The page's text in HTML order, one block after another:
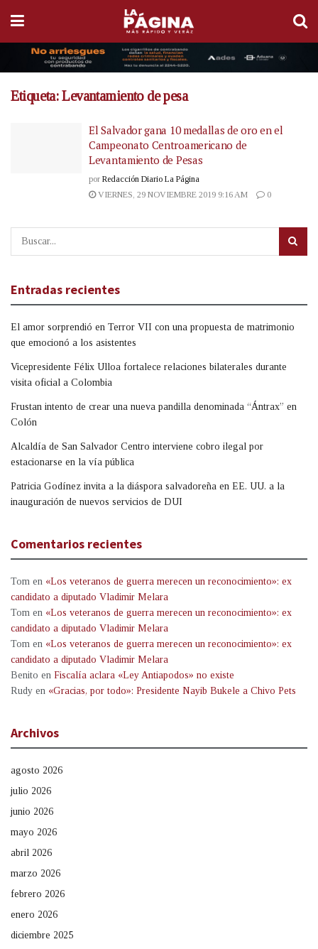
Etiqueta:Levantamiento de pesa
El Salvador gana 10 medallas de oro en el
Campeonato Centroamericano de
Levantamiento de Pesas
por Redacción Diario La Página
VIERNES, 29 NOVIEMBRE 2019 9:16 AM
0
Entradas recientes
El amor sorprendió en Terror VII con una propuesta de matrimonio
que emocionó a los asistentes
Vicepresidente Félix Ulloa fortalece relaciones bilaterales durante
visita oficial a Colombia
Frustan intento de crear una nueva pandilla denominada “Ántrax” en
Colón
Alcaldía de San Salvador Centro interviene cobro ilegal por
estacionarse en la vía pública
Patricia Godínez invita a la diáspora salvadoreña en EE. UU. a la
inauguración de nuevos servicios de DUI
Comentarios recientes
Tom en «Los veteranos de guerra merecen un reconocimiento»: ex
candidato a diputado Vladimir Melara
Tom en «Los veteranos de guerra merecen un reconocimiento»: ex
candidato a diputado Vladimir Melara
Tom en «Los veteranos de guerra merecen un reconocimiento»: ex
candidato a diputado Vladimir Melara
Benito en Fiscalía aclara «Ley Antiapodos» no existe
Rudy en «Gracias, por todo»: Presidente Nayib Bukele a Chivo Pets
Archivos
agosto 2026
julio 2026
junio 2026
mayo 2026
abril 2026
marzo 2026
febrero 2026
enero 2026
diciembre 2025